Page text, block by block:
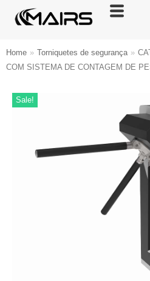
Skip
to
Home » Torniquetes de segurança »
COM SISTEMA DE CONTAGEM DE
Sale!